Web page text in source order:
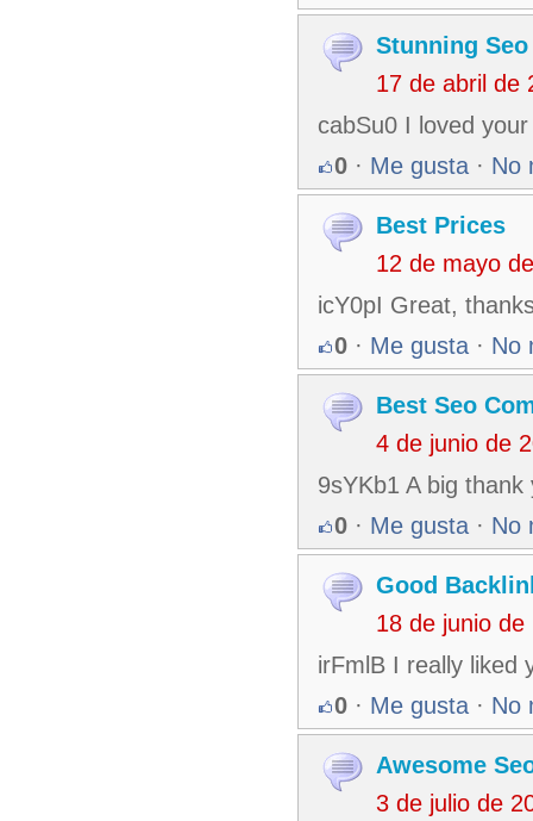
Stunning
17 de abril de
cabSu0 I loved
0 · Me gusta · No
Best Prices
12 de mayo
icY0pI Great,
0 · Me gusta · No
Best Seo
4 de junio de
9sYKb1 A big
0 · Me gusta · No
Good
18 de junio
irFmlB I really liked
0 · Me gusta · No
Awesome
3 de julio de